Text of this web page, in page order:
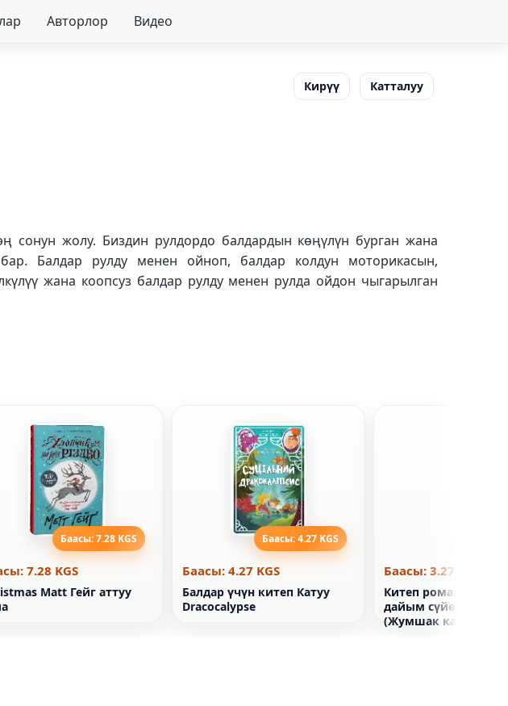
Авторлор Видео
Кирүү Катталуу
сонун жолу. Биздин рулдордо балдардын көңүлүн бурган жана
Балдар рулду менен ойноп, балдар колдун моторикасын,
жана коопсуз балдар рулду менен рулда ойдон чыгарылган
Баасы: 7.28 KGS
7.28 KGS
Matt Гейг аттуу
Баасы: 4.27 KGS
Баасы: 4.27 KGS
Балдар үчүн китеп Катуу
Dracocalypse
Баасы: 3.27 KGS
Китеп роман Мен
дайым сүйөм Сара
(Жумшак капкак)